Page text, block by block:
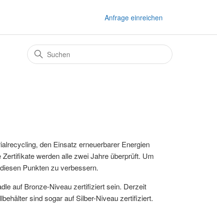
Anfrage einreichen
den Einsatz erneuerbarer Energien
werden alle zwei Jahre überprüft. Um
Punkten zu verbessern.
auf Bronze-Niveau zertifiziert sein. Derzeit
sind sogar auf Silber-Niveau zertifiziert.